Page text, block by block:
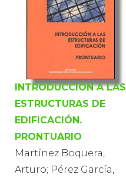
INTRODUCCIÓN A LAS
ESTRUCTURAS DE
EDIFICACIÓN.
PRONTUARIO
Martínez Boquera,
Arturo; Pérez García,